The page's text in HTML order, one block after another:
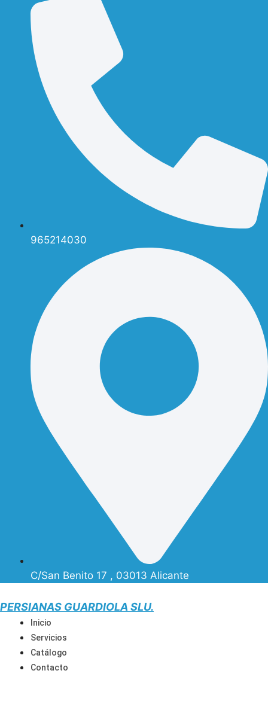
965214030
C/San Benito 17 , 03013 Alicante
PERSIANAS GUARDIOLA SLU.
Inicio
Servicios
Catálogo
Contacto